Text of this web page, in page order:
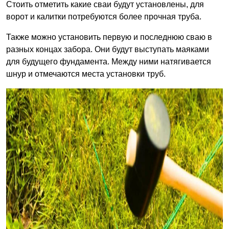
Стоить отметить какие сваи будут установлены, для
ворот и калитки потребуются более прочная труба.
Также можно установить первую и последнюю сваю в
разных концах забора. Они будут выступать маяками
для будущего фундамента. Между ними натягивается
шнур и отмечаются места установки труб.